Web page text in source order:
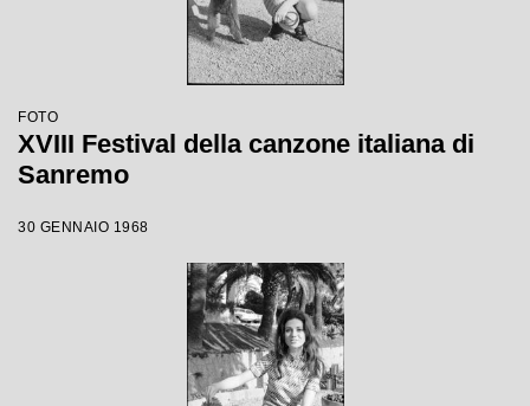
FOTO
XVIII Festival della canzone italiana di
Sanremo
30 GENNAIO 1968